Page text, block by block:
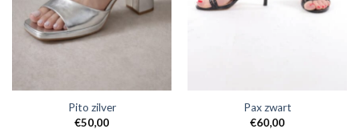
Pito zilver
€50,00
Pax zwart
€60,00